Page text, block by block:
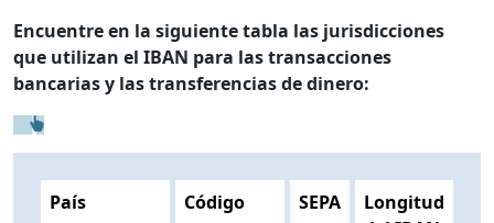
Encuentre en la siguiente tabla las jurisdicciones
que utilizan el IBAN para las transacciones
bancarias y las transferencias de dinero:
País Código SEPA
Longitud